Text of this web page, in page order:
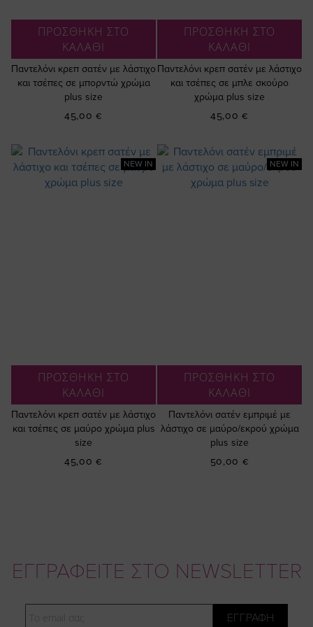
ΠΡΟΣΘΗΚΗ ΣΤΟ
ΚΑΛΑΘΙ
Παντελόνι κρεπ σατέν με λάστιχο
και τσέπες σε μπορντώ χρώμα
plus size
45,00 €
ΠΡΟΣΘΗΚΗ ΣΤΟ
ΚΑΛΑΘΙ
Παντελόνι κρεπ σατέν με λάστιχο
και τσέπες σε μπλε σκούρο
χρώμα plus size
45,00 €
NEW IN
ΠΡΟΣΘΗΚΗ ΣΤΟ
ΚΑΛΑΘΙ
Παντελόνι κρεπ σατέν με λάστιχο
και τσέπες σε μαύρο χρώμα plus
size
45,00 €
NEW IN
ΠΡΟΣΘΗΚΗ ΣΤΟ
ΚΑΛΑΘΙ
Παντελόνι σατέν εμπριμέ με
λάστιχο σε μαύρο/εκρού χρώμα
plus size
50,00 €
ΕΓΓΡΑΦΕΙΤΕ ΣΤΟ NEWSLETTER
ΕΓΓΡΑΦΗ